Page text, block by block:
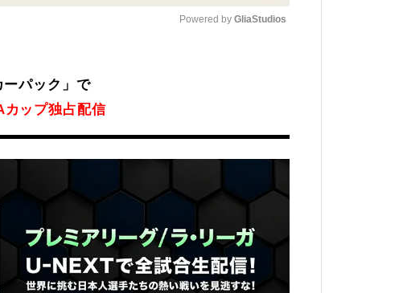
Powered by GliaStudios
ーパック」で
カップ独占配信